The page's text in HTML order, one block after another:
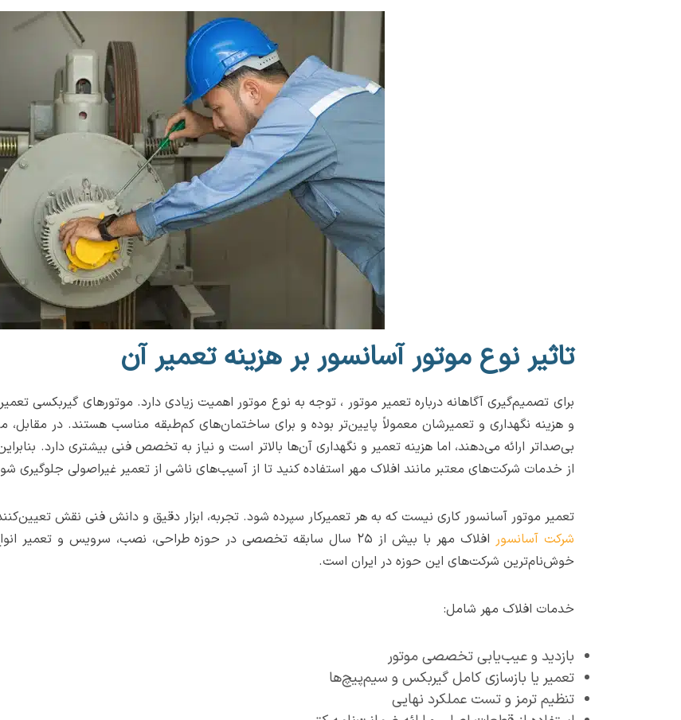
تاثیر نوع موتور آسانسور بر هزینه تعمیر آن
برای تصمیم‌گیری آگاهانه درباره تعمیر موتور ، توجه به نوع موتور اهمیت زیادی دارد. موتورهای گیربکسی
و هزینه نگهداری و تعمیرشان معمولاً پایین‌تر بوده و برای ساختمان‌های کم‌طبقه مناسب هستند. در مقابل،
بی‌صداتر ارائه می‌دهند، اما هزینه تعمیر و نگهداری آن‌ها بالاتر است و نیاز به تخصص فنی بیشتری دارد.
از خدمات شرکت‌های معتبر مانند افلاک مهر استفاده کنید تا از آسیب‌های ناشی از تعمیر غیراصولی جلوگیری
تعمیر موتور آسانسور کاری نیست که به هر تعمیرکار سپرده شود. تجربه، ابزار دقیق و دانش فنی نقش
شرکت آسانسور
افلاک مهر با بیش از ۲۵ سال سابقه تخصصی در حوزه طراحی، نصب، سرویس و
خوش‌نام‌ترین شرکت‌های این حوزه در ایران است.
خدمات افلاک مهر شامل:
بازدید و عیب‌یابی تخصصی موتور
تعمیر یا بازسازی کامل گیربکس و سیم‌پیچ‌ها
تنظیم ترمز و تست عملکرد نهایی